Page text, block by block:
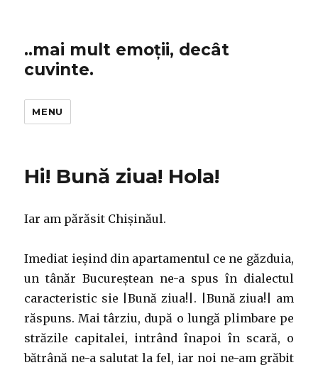
..mai mult emoții, decât
cuvinte.
MENU
Hi! Bună ziua! Hola!
Iar am părăsit Chișinăul.
Imediat ieșind din apartamentul ce ne găzduia,
un tânăr Bucureștean ne-a spus în dialectul
caracteristic sie |Bună ziua!|. |Bună ziua!| am
răspuns. Mai târziu, după o lungă plimbare pe
străzile capitalei, intrând înapoi în scară, o
bătrână ne-a salutat la fel, iar noi ne-am grăbit